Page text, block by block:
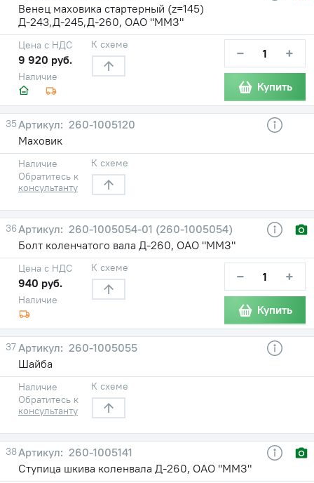
Венец маховика стартерный (z=145)
Д-243,Д-245,Д-260, ОАО "ММЗ"
Наличие
Цена с НДС
9 920 руб.
К схеме − +
Купить
35
260-1005120
Маховик
Наличие
Обратитесь к
консультанту
К схеме
36
260-1005054-01 (260-1005054)
Болт коленчатого вала Д-260, ОАО "ММЗ"
Наличие
Цена с НДС
940 руб.
К схеме − +
Купить
37
260-1005055
Шайба
Наличие
Обратитесь к
консультанту
К схеме
38
260-1005141
Ступица шкива коленвала Д-260, ОАО "ММЗ"